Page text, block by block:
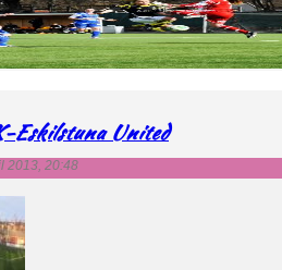
Malmö – Mallbackens IF
2013, 20:54
United
2013, 20:48